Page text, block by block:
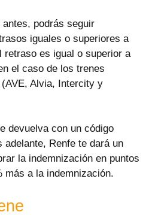
podrás seguir
iguales o superiores a
es igual o superior a
el caso de los trenes
Alvia, Intercity y
devuelva con un código
Renfe te dará un
la indemnización en puntos
más a la indemnización.